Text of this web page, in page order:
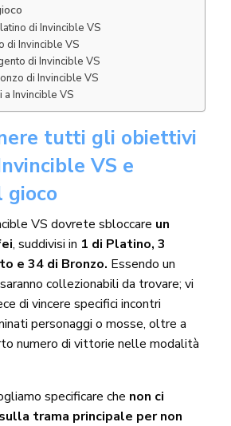
di Invincible VS
di Invincible VS
di Invincible VS
di Invincible VS
a Invincible VS
tutti gli obiettivi
VS e
VS dovrete sbloccare un
, suddivisi in 1 di Platino, 3
e 34 di Bronzo. Essendo un
collezionabili da trovare; vi
di vincere specifici incontri
personaggi o mosse, oltre a
numero di vittorie nelle modalità
specificare che non ci
trama principale per non